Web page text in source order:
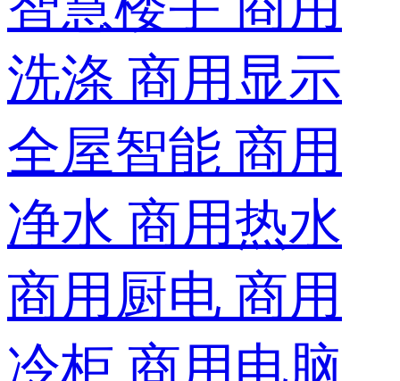
洗涤 商用显示
全屋智能 商用
净水 商用热水
商用厨电 商用
冷柜 商用电脑